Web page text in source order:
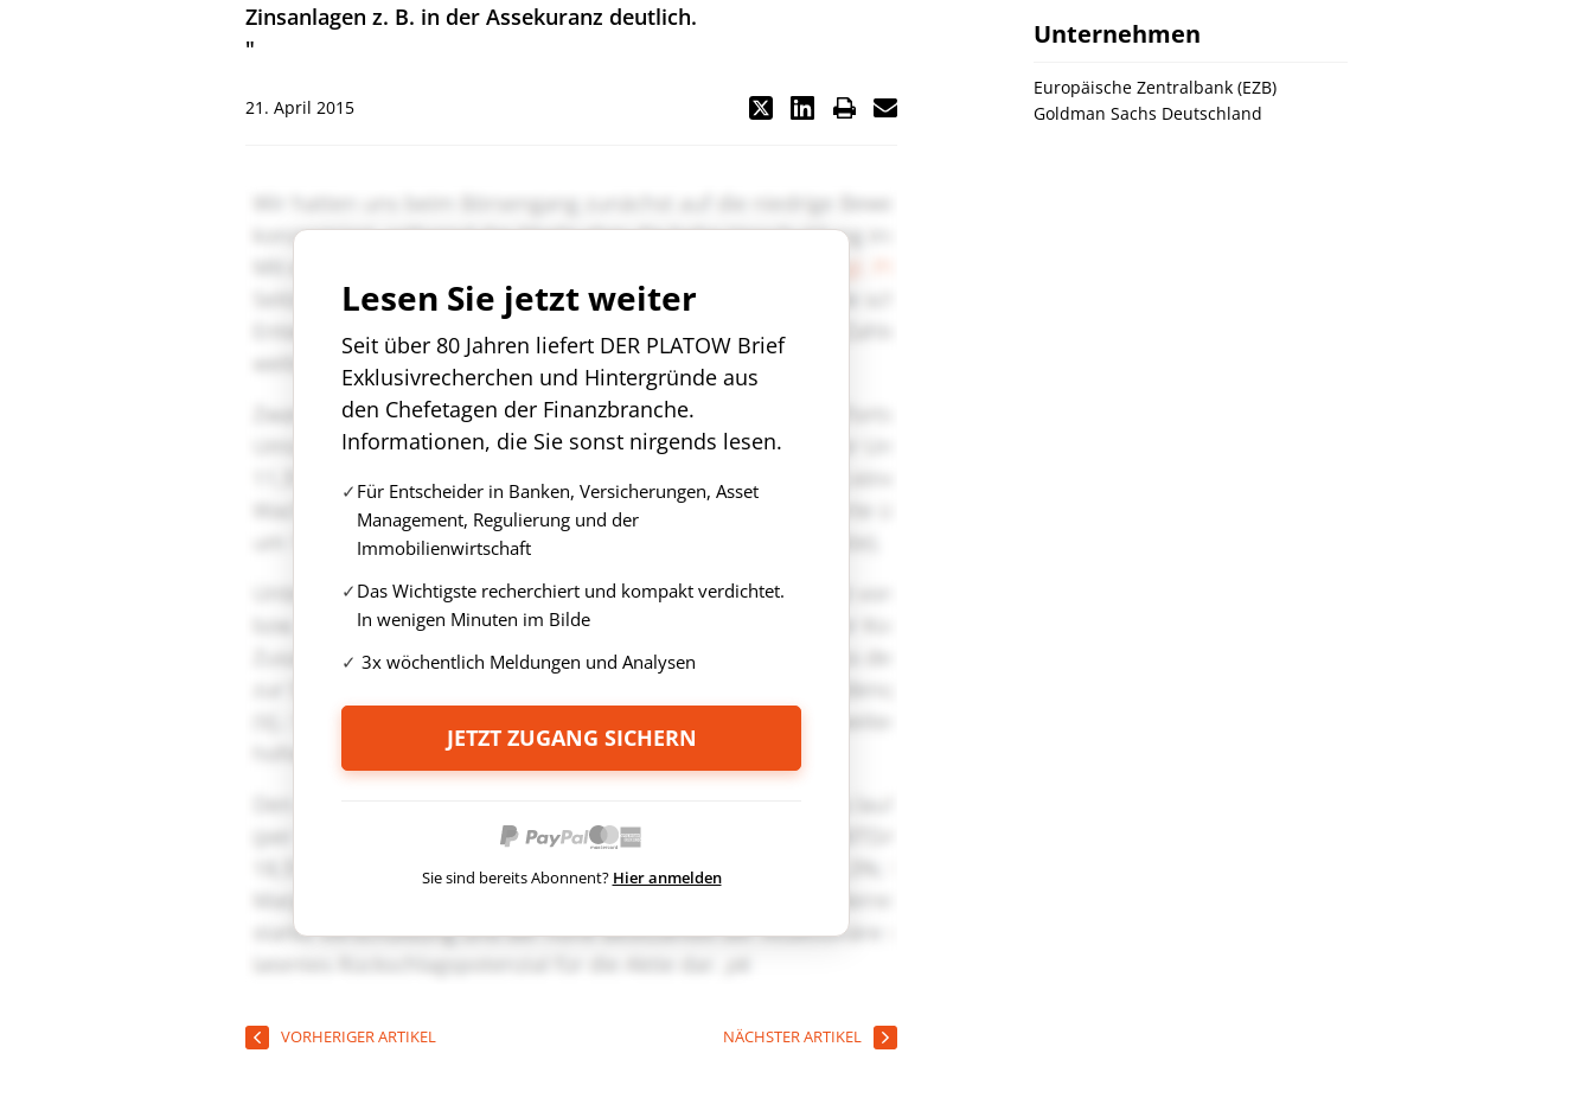
Zinsanlagen z. B. in der Assekuranz deutlich.
"
21. April 2015
Lesen Sie jetzt weiter
Seit über 80 Jahren liefert DER PLATOW Brief
Exklusivrecherchen und Hintergründe aus
den Chefetagen der Finanzbranche.
Informationen, die Sie sonst nirgends lesen.
Für Entscheider in Banken, Versicherungen, Asset
Management, Regulierung und der
Immobilienwirtschaft
Das Wichtigste recherchiert und kompakt verdichtet.
In wenigen Minuten im Bilde
3x wöchentlich Meldungen und Analysen
JETZT ZUGANG SICHERN
Sie sind bereits Abonnent? Hier anmelden
VORHERIGER ARTIKEL NÄCHSTER ARTIKEL
Unternehmen
Europäische Zentralbank (EZB)
Goldman Sachs Deutschland